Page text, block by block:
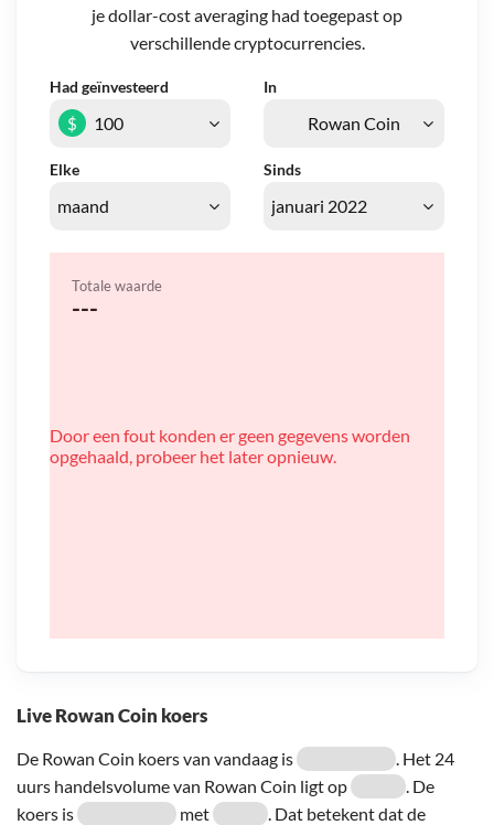
Live Rowan Coin koers
De Rowan Coin koers van vandaag is
. Het 24
uurs handelsvolume van Rowan Coin ligt op
. De
koers is
met
. Dat betekent dat de
je dollar-cost averaging had toegepast op
verschillende cryptocurrencies.
Had geïnvesteerd In
Elke Sinds
$
Totale waarde
---
Door een fout konden er geen gegevens worden
opgehaald, probeer het later opnieuw.